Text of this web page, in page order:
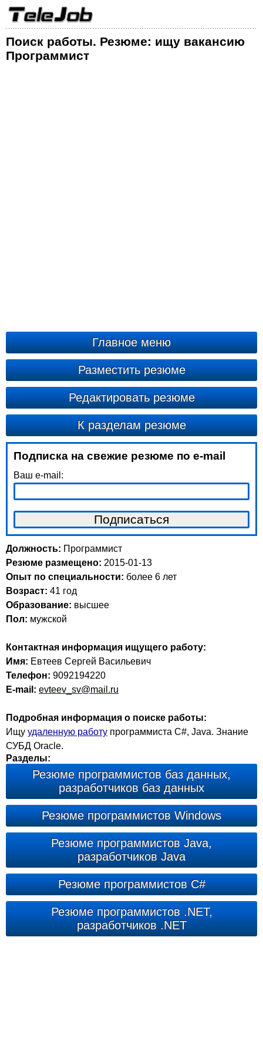
Поиск работы. Резюме: ищу вакансию
Программист
Главное меню
Разместить резюме
Редактировать резюме
К разделам резюме
Подписка на свежие резюме по e-mail
Ваш e-mail:
Должность: Программист
Резюме размещено: 2015-01-13
Опыт по специальности: более 6 лет
Возраст: 41 год
Образование: высшее
Пол: мужской
Контактная информация ищущего работу:
Имя: Евтеев Сергей Васильевич
Телефон: 9092194220
E-mail: evteev_sv@mail.ru
Подробная информация о поиске работы:
Ищу удаленную работу программиста C#, Java. Знание
СУБД Oracle.
Разделы:
Резюме программистов баз данных,
разработчиков баз данных
Резюме программистов Windows
Резюме программистов Java,
разработчиков Java
Резюме программистов C#
Резюме программистов .NET,
разработчиков .NET